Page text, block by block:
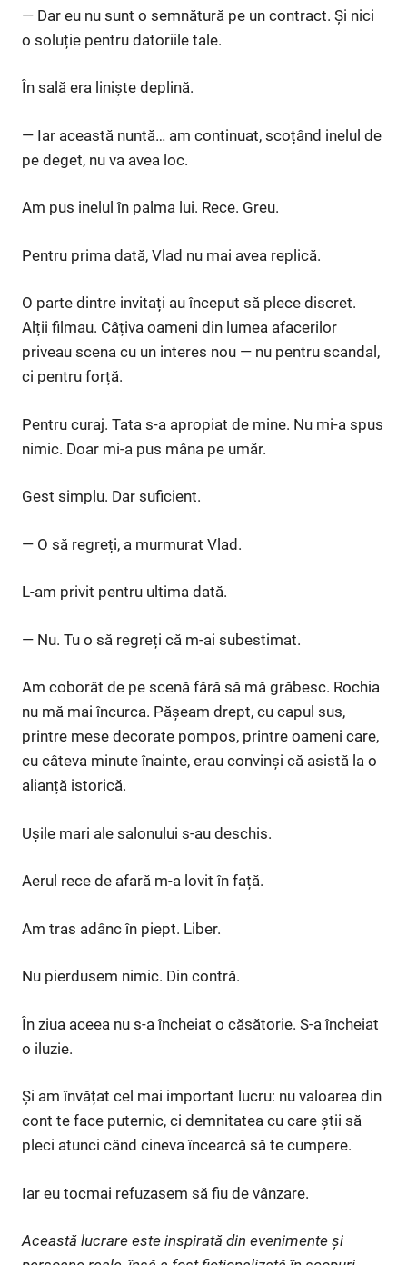
— Dar eu nu sunt o semnătură pe un contract. Și nici
o soluție pentru datoriile tale.
În sală era liniște deplină.
— Iar această nuntă… am continuat, scoțând inelul de
pe deget, nu va avea loc.
Am pus inelul în palma lui. Rece. Greu.
Pentru prima dată, Vlad nu mai avea replică.
O parte dintre invitați au început să plece discret.
Alții filmau. Câțiva oameni din lumea afacerilor
priveau scena cu un interes nou — nu pentru scandal,
ci pentru forță.
Pentru curaj. Tata s-a apropiat de mine. Nu mi-a spus
nimic. Doar mi-a pus mâna pe umăr.
Gest simplu. Dar suficient.
— O să regreți, a murmurat Vlad.
L-am privit pentru ultima dată.
— Nu. Tu o să regreți că m-ai subestimat.
Am coborât de pe scenă fără să mă grăbesc. Rochia
nu mă mai încurca. Pășeam drept, cu capul sus,
printre mese decorate pompos, printre oameni care,
cu câteva minute înainte, erau convinși că asistă la o
alianță istorică.
Ușile mari ale salonului s-au deschis.
Aerul rece de afară m-a lovit în față.
Am tras adânc în piept. Liber.
Nu pierdusem nimic. Din contră.
În ziua aceea nu s-a încheiat o căsătorie. S-a încheiat
o iluzie.
Și am învățat cel mai important lucru: nu valoarea din
cont te face puternic, ci demnitatea cu care știi să
pleci atunci când cineva încearcă să te cumpere.
Iar eu tocmai refuzasem să fiu de vânzare.
Această lucrare este inspirată din evenimente și